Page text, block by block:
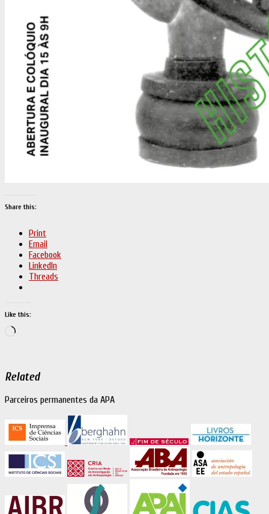
Share this:
Print
Email
Facebook
LinkedIn
Threads
Like this:
Loading…
Related
Parceiros permanentes da APA